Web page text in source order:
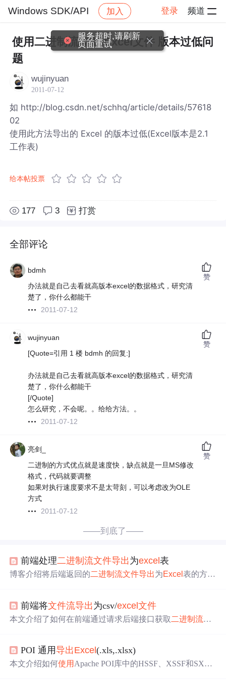
Windows SDK/API 加入 登录 频道
社区 Windows SDK/API 帖子详情
使用二进制流 导出Excel文件 版本过低问
题
wujinyuan
2011-07-12
如 http://blog.csdn.net/schhq/article/details/57618
02
使用此方法导出的 Excel 的版本过低(Excel版本是2.1
工作表)
给本帖投票
177 3 打赏
全部评论
bdmh
办法就是自己去看就高版本excel的数据格式，研究清
楚了，你什么都能干
2011-07-12
赞
wujinyuan
[Quote=引用 1 楼 bdmh 的回复:]
办法就是自己去看就高版本excel的数据格式，研究清
楚了，你什么都能干
[/Quote]
怎么研究，不会呢。。给给方法。。
2011-07-12
赞
亮剑_
二进制的方式优点就是速度快，缺点就是一旦MS修改
格式，代码就要调整
如果对执行速度要求不是太苛刻，可以考虑改为OLE
方式
2011-07-12
赞
——到底了——
前端处理二进制流文件导出为excel表
博客介绍将后端返回的二进制流文件导出为Excel表的方
前端将文件流导出为csv/excel文件
本文介绍了如何在前端通过请求后端接口获取 二进制流，
置请求头及正确匹配文件格式。注意，由于微软的bom头
问题，使用Excel打开csv文件可能出现乱码，但使用WPS
POI 通用导出Excel(.xls,.xlsx)
本文介绍如何使用 Apache POI库中的HSSF、XSSF和SXSS
服务超时,请刷新
页面重试